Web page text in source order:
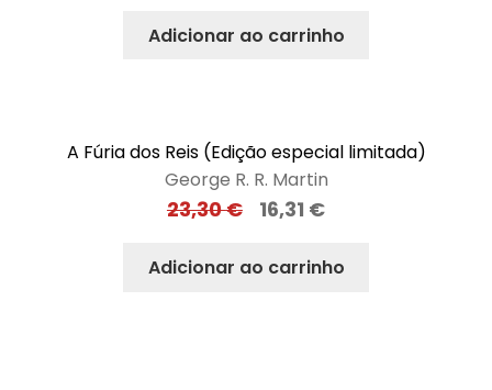
Adicionar ao carrinho
A Fúria dos Reis (Edição especial limitada)
George R. R. Martin
23,30€ 16,31 €
Adicionar ao carrinho